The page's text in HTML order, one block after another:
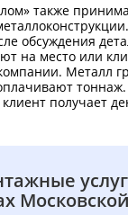
также
обсуждения
на место или
Металл
получает